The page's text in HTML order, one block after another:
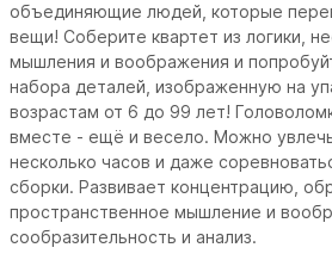
объединяющие людей, которые
вещи! Соберите квартет из логики,
мышления и воображения и
набора деталей, изображенную на
возрастам от 6 до 99 лет!
вместе - ещё и весело. Можно
несколько часов и даже
сборки. Развивает концентрацию,
пространственное мышление и
сообразительность и анализ.